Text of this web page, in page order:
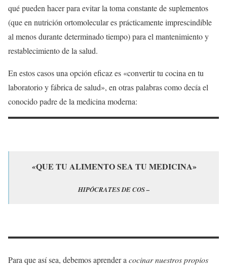
qué pueden hacer para evitar la toma constante de suplementos
(que en nutrición ortomolecular es prácticamente imprescindible
al menos durante determinado tiempo) para el mantenimiento y
restablecimiento de la salud.
En estos casos una opción eficaz es «convertir tu cocina en tu
laboratorio y fábrica de salud», en otras palabras como decía el
conocido padre de la medicina moderna:
«QUE TU ALIMENTO SEA TU MEDICINA»
HIPÓCRATES DE COS –
Para que así sea, debemos aprender a cocinar nuestros propios